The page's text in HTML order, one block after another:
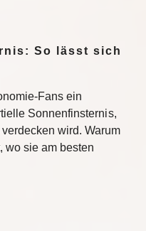
So lässt sich
Fans ein
Sonnenfinsternis,
wird. Warum
wo sie am besten